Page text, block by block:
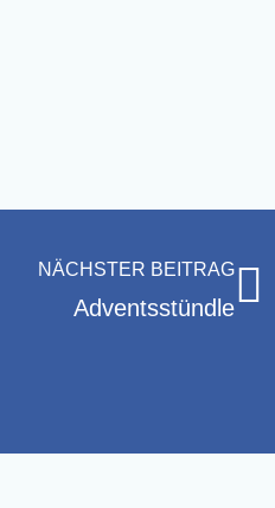
NÄCHSTER BEITRAG
Advents­stünd­le